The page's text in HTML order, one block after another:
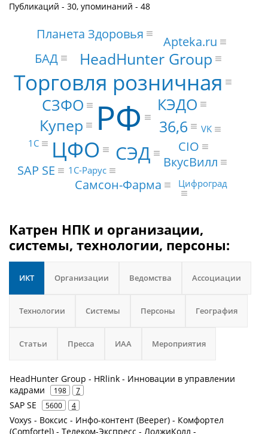
Публикаций - 30, упоминаний - 48
РФ
Торговля розничная
ЦФО СЭД
HeadHunter Group
36,6
КЭДО
СЗФО
Купер
ВкусВилл
CIO
БАД
SAP SE
Самсон-Фарма
Apteka.ru
Планета Здоровья
1С
VK
1С-Рарус
Цифроград
Катрен НПК и организации,
системы, технологии, персоны:
ИКТ Организации Ведомства Ассоциации
Технологии Системы Персоны География
Статьи Пресса ИАА Мероприятия
HeadHunter Group - HRlink - Инновации в управлении
кадрами
198 7
SAP SE 5600 4
Voxys - Воксис - Инфо-контент (Beeper) - Комфортел
(Comfortel) - Телеком-Экспресс - ЛоджиКолл -